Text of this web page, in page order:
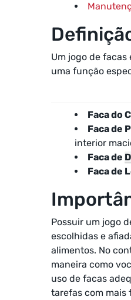
Um jogo de
uma função
Faca do
Faca de
interior
Faca de
Faca de
Possuir um jogo
escolhidas e
alimentos. No
maneira como
uso de facas
tarefas com mais